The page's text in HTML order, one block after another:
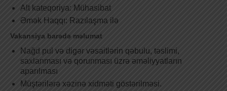
Alt kateqoriya: Mühasibat
Əmək Haqqı: Razılaşma ilə
Vakansiya barədə məlumat
Nağd pul və digər vəsaitlərin qəbulu, təslimi,
saxlanması və qorunması üzrə əməliyyatların
aparılması
Müştərilərə xəzinə xidməti göstərilməsi.